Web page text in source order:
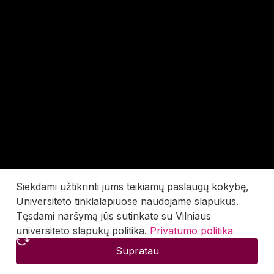
Siekdami užtikrinti jums teikiamų paslaugų kokybę,
Universiteto tinklalapiuose naudojame slapukus.
Tęsdami naršymą jūs sutinkate su Vilniaus
universiteto slapukų politika. Privatumo politika
Supratau